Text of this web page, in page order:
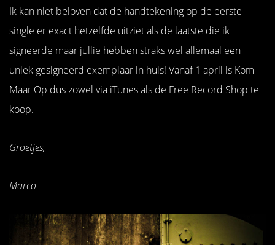
Ik kan niet beloven dat de handtekening op de eerste
single er exact hetzelfde uitziet als de laatste die ik
signeerde maar jullie hebben straks wel allemaal een
uniek gesigneerd exemplaar in huis! Vanaf 1 april is Kom
Maar Op dus zowel via iTunes als de Free Record Shop te
koop.
Groetjes,
Marco